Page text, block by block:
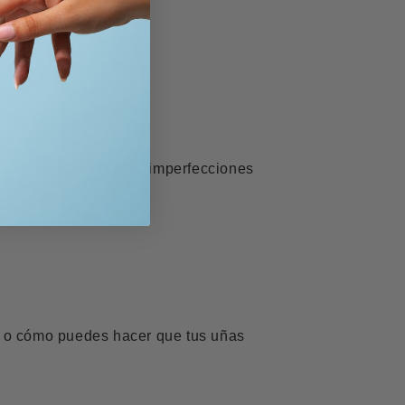
y eficazmente las imperfecciones
cómo puedes hacer que tus uñas